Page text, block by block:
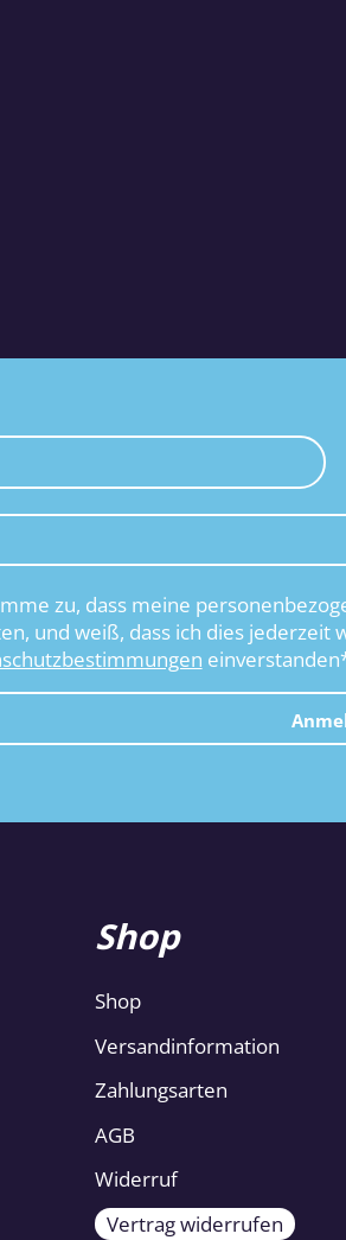
zu, dass meine
und weiß, dass ich dies jederzeit
Shop
Shop
Versandinformation
Zahlungsarten
AGB
Widerruf
Vertrag widerrufen